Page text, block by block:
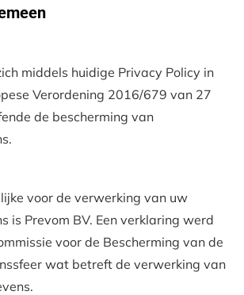
middels huidige Privacy Policy in
Verordening 2016/679 van 27
de bescherming van
voor de verwerking van uw
is Prevom BV. Een verklaring werd
voor de Bescherming van de
wat betreft de verwerking van